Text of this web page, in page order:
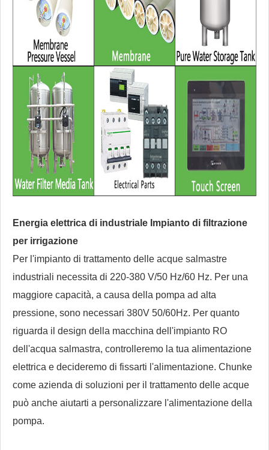
Energia elettrica di industriale Impianto di filtrazione
per irrigazione
Per l'impianto di trattamento delle acque salmastre
industriali necessita di 220-380 V/50 Hz/60 Hz. Per una
maggiore capacità, a causa della pompa ad alta
pressione, sono necessari 380V 50/60Hz. Per quanto
riguarda il design della macchina dell'impianto RO
dell'acqua salmastra, controlleremo la tua alimentazione
elettrica e decideremo di fissarti l'alimentazione. Chunke
come azienda di soluzioni per il trattamento delle acque
può anche aiutarti a personalizzare l'alimentazione della
pompa.